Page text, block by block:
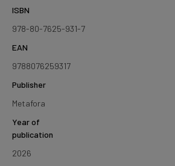
ISBN
978-80-7625-931-7
EAN
9788076259317
Publisher
Metafora
Year of
publication
2026